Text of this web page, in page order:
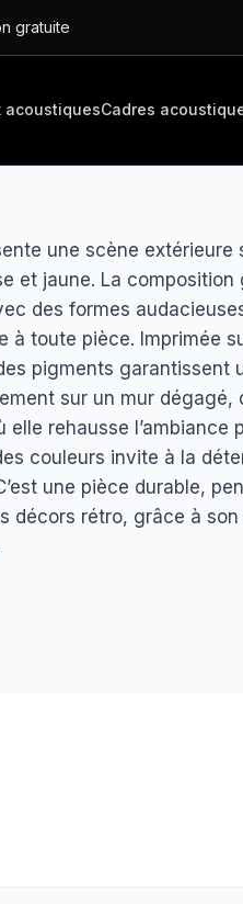
gratuite
acoustiquesCadres
une scène extérieure
et jaune. La composition
des formes
toute pièce. Imprimée
pigments garantissent
sur un mur dégagé,
rehausse l’ambiance
couleurs invite à la
une pièce durable,
décors rétro, grâce à